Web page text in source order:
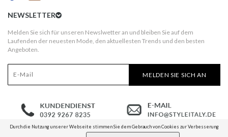
hinzufügen
Kundeninformationen
Widerruf
NEWSLETTER
Melden Sie sich für unseren Newslwetter an und bleiben Sie auf dem
Laufenden der neuesten Mode, den aktuellesten Trends und den besten
Angeboten.
MELDEN SIE SICH AN
Durch die Nutzung unserer Webseite stimmen Sie dem Gebrauch von Cookies zur Verbesserung